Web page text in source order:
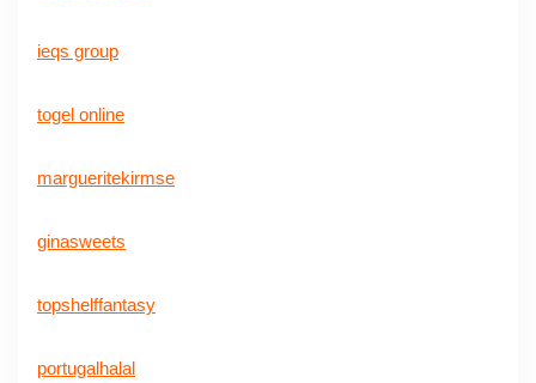
ieqs group
togel online
margueritekirmse
ginasweets
topshelffantasy
portugalhalal